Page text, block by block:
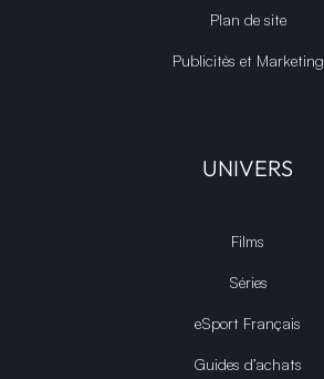
Plan de site
Publicités et Marketing
UNIVERS
Films
Séries
eSport Français
Guides d’achats